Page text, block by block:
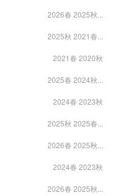
2026春 2025秋...
2025秋 2021春...
2021春 2020秋
2025春 2024秋...
2024春 2023秋
2025秋 2025春...
2026春 2025秋...
2024春 2023秋
2026春 2025秋...